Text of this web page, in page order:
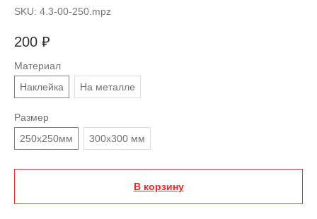
SKU: 4.3-00-250.mpz
200 ₽
Материал
Наклейка
На металле
Размер
250х250мм
300х300 мм
В корзину